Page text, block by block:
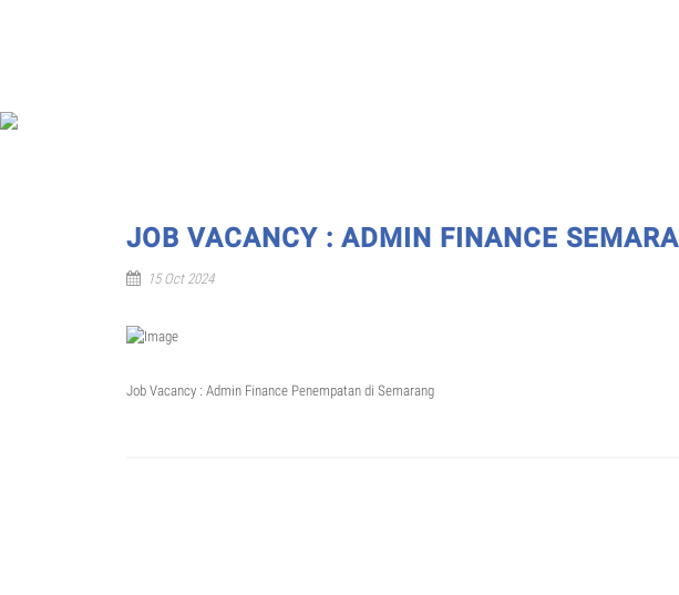
JOB VACANCY : ADMIN FINANCE
15 Oct 2024
Job Vacancy : Admin Finance Penempatan di Semarang